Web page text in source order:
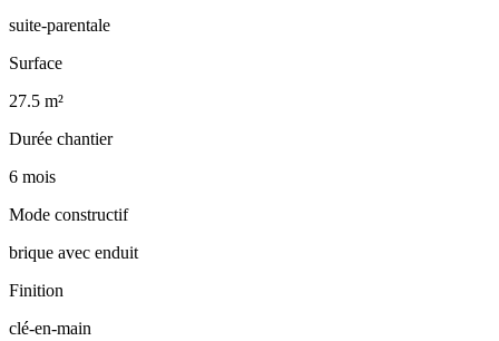
suite-parentale
Surface
27.5 m²
Durée chantier
6 mois
Mode constructif
brique avec enduit
Finition
clé-en-main